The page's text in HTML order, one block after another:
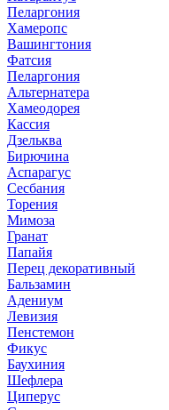
Пеларгония
Хамеропс
Вашингтония
Фатсия
Пеларгония
Альтернатера
Хамеодорея
Кассия
Дзельква
Бирючина
Аспарагус
Сесбания
Торения
Мимоза
Гранат
Папайя
Перец декоративный
Бальзамин
Адениум
Левизия
Пенстемон
Фикус
Баухиния
Шефлера
Циперус